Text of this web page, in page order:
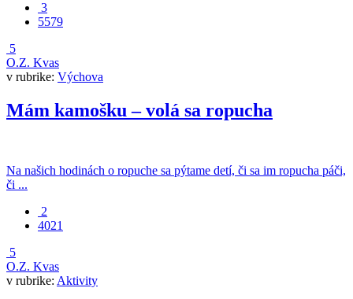
3
5579
5
O.Z. Kvas
v rubrike: Výchova
Mám kamošku – volá sa ropucha
Na našich hodinách o ropuche sa pýtame detí, či sa im ropucha páči,
či ...
2
4021
5
O.Z. Kvas
v rubrike: Aktivity